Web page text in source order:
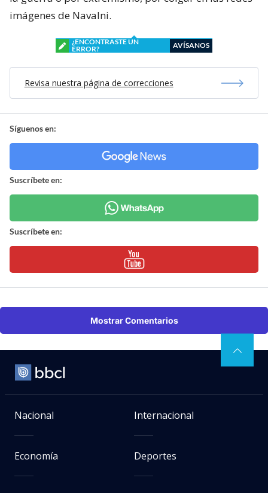
imágenes de Navalni.
¿ENCONTRASTE UN
ERROR?
AVÍSANOS
Revisa nuestra página de correcciones
Síguenos en:
Suscríbete en:
Suscríbete en:
Mostrar Comentarios
Nacional Internacional
Economía Deportes